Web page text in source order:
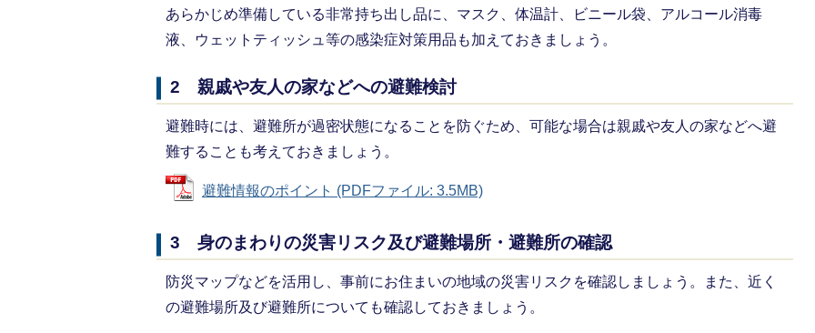
あらかじめ準備している非常持ち出し品に、マスク、体温計、ビニール袋、アルコール消毒
液、ウェットティッシュ等の感染症対策用品も加えておきましょう。
2 親戚や友人の家などへの避難検討
避難時には、避難所が過密状態になることを防ぐため、可能な場合は親戚や友人の家などへ避
難することも考えておきましょう。
避難情報のポイント (PDFファイル: 3.5MB)
3 身のまわりの災害リスク及び避難場所・避難所の確認
防災マップなどを活用し、事前にお住まいの地域の災害リスクを確認しましょう。また、近く
の避難場所及び避難所についても確認しておきましょう。